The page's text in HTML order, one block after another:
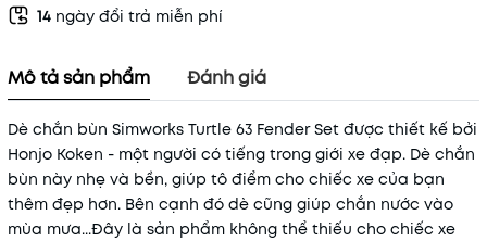
14 ngày đổi trả miễn phí
Mô tả sản phẩm Đánh giá
Dè chắn bùn Simworks Turtle 63 Fender Set được thiết kế bởi
Honjo Koken - một người có tiếng trong giới xe đạp. Dè chắn
bùn này nhẹ và bền, giúp tô điểm cho chiếc xe của bạn
thêm đẹp hơn. Bên cạnh đó dè cũng giúp chắn nước vào
mùa mưa...Đây là sản phẩm không thể thiếu cho chiếc xe